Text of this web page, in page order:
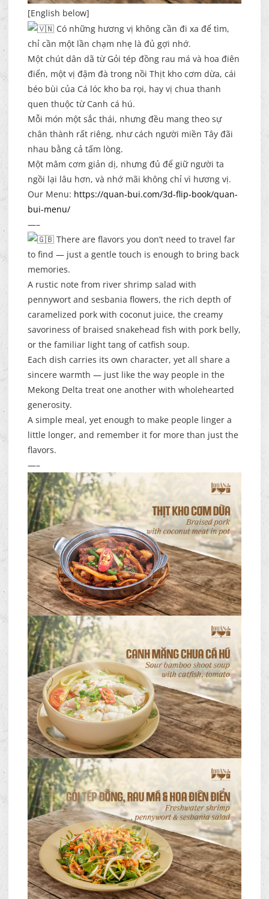
[English below]
Có những hương vị không cần đi xa để tìm,
chỉ cần một lần chạm nhẹ là đủ gợi nhớ.
Một chút dân dã từ Gỏi tép đồng rau má và hoa điên
điển, một vị đậm đà trong nồi Thịt kho cơm dừa, cái
béo bùi của Cá lóc kho ba rọi, hay vị chua thanh
quen thuộc từ Canh cá hú.
Mỗi món một sắc thái, nhưng đều mang theo sự
chân thành rất riêng, như cách người miền Tây đãi
nhau bằng cả tấm lòng.
Một mâm cơm giản dị, nhưng đủ để giữ người ta
ngồi lại lâu hơn, và nhớ mãi không chỉ vì hương vị.
Our Menu: https://quan-bui.com/3d-flip-book/quan-
bui-menu/
—–
There are flavors you don’t need to travel far
to find — just a gentle touch is enough to bring back
memories.
A rustic note from river shrimp salad with
pennywort and sesbania flowers, the rich depth of
caramelized pork with coconut juice, the creamy
savoriness of braised snakehead fish with pork belly,
or the familiar light tang of catfish soup.
Each dish carries its own character, yet all share a
sincere warmth — just like the way people in the
Mekong Delta treat one another with wholehearted
generosity.
A simple meal, yet enough to make people linger a
little longer, and remember it for more than just the
flavors.
—–